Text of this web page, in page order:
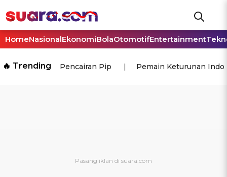
HomeNasionalEkonomiBolaOtomotifEntertainment
🔥 Trending Pencairan Pip Pemain Keturunan